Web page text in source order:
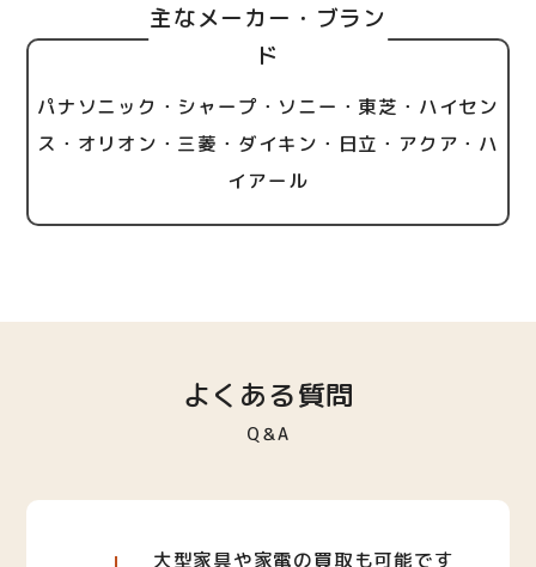
主なメーカー・ブラン
ド
パナソニック・シャープ・ソニー・東芝・ハイセン
ス・オリオン・三菱・ダイキン・日立・アクア・ハ
イアール
よくある質問
Q＆A
大型家具や家電の買取も可能です